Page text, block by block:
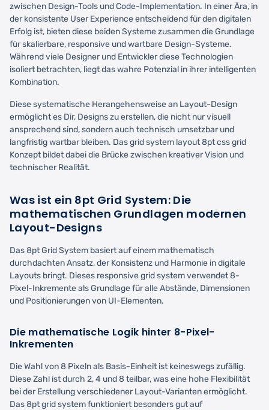
zwischen Design-Tools und Code-Implementation. In einer Ära, in
der konsistente User Experience entscheidend für den digitalen
Erfolg ist, bieten diese beiden Systeme zusammen die Grundlage
für skalierbare, responsive und wartbare Design-Systeme.
Während viele Designer und Entwickler diese Technologien
isoliert betrachten, liegt das wahre Potenzial in ihrer intelligenten
Kombination.
Diese systematische Herangehensweise an Layout-Design
ermöglicht es Dir, Designs zu erstellen, die nicht nur visuell
ansprechend sind, sondern auch technisch umsetzbar und
langfristig wartbar bleiben. Das grid system layout 8pt css grid
Konzept bildet dabei die Brücke zwischen kreativer Vision und
technischer Realität.
Was ist ein 8pt Grid System: Die
mathematischen Grundlagen modernen
Layout-Designs
Das 8pt Grid System basiert auf einem mathematisch
durchdachten Ansatz, der Konsistenz und Harmonie in digitale
Layouts bringt. Dieses responsive grid system verwendet 8-
Pixel-Inkremente als Grundlage für alle Abstände, Dimensionen
und Positionierungen von UI-Elementen.
Die mathematische Logik hinter 8-Pixel-
Inkrementen
Die Wahl von 8 Pixeln als Basis-Einheit ist keineswegs zufällig.
Diese Zahl ist durch 2, 4 und 8 teilbar, was eine hohe Flexibilität
bei der Erstellung verschiedener Layout-Varianten ermöglicht.
Das 8pt grid system funktioniert besonders gut auf